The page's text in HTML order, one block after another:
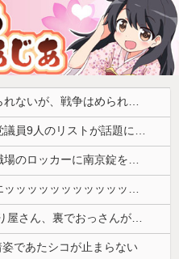
【毎日新聞】『自然災害は止められないが、戦争はめられる』イオンモール熊本で被災の高校生平和誓う
高市内閣の方針に反対した自民党議員9人のリストが話題に、「岩屋はどこへ行った？」との指摘もあるが……
「俺たちを泥棒扱いするのか」職場のロッカーに南京錠をつけた女性、海外の判定は…
【画像】北朝鮮のビアガール、エッッッッッッッッッッッッッッッッッ！
【画像】 例の美人すぎるおにぎり屋さん、裏でおっさんが握っていたｗｗｗｗｗｗｗｗｗｗｗｗｗｗｗｗｗ
であたシコが止まらない